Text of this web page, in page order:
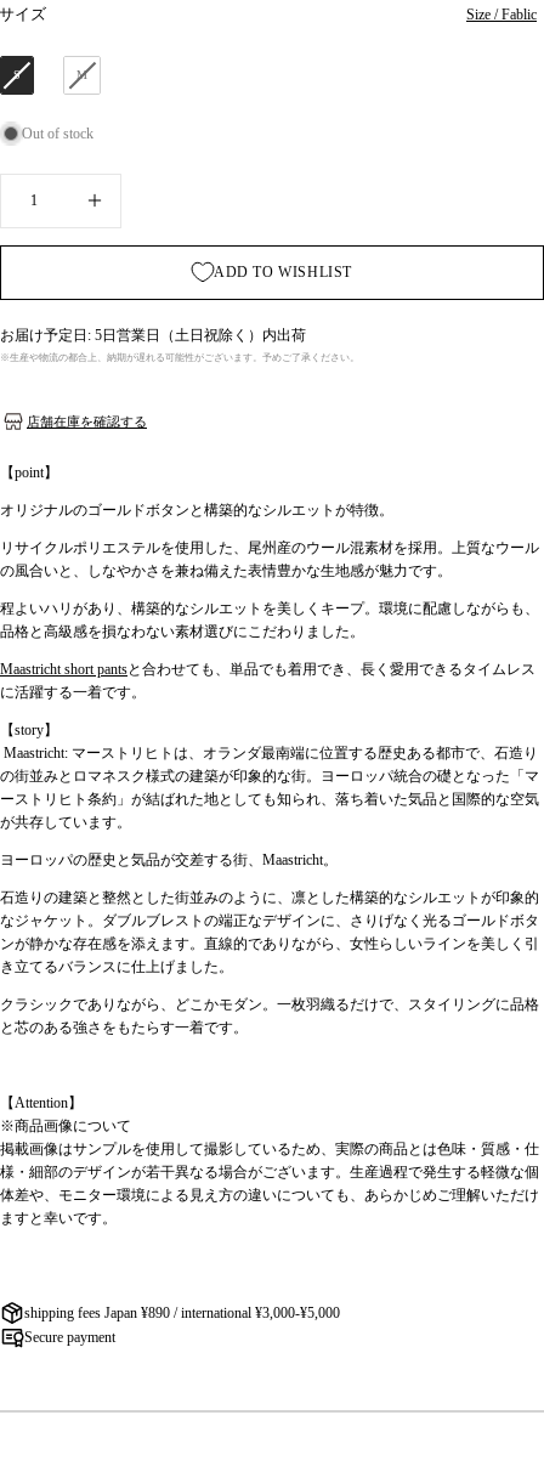
サイズ Size / Fablic
S M
Out of stock
ADD TO WISHLIST
お届け予定日: 5日営業日（土日祝除く）内出荷
※生産や物流の都合上、納期が遅れる可能性がございます。予めご了承ください。
店舗在庫を確認する
【point】
オリジナルのゴールドボタンと構築的なシルエットが特徴。
リサイクルポリエステルを使用した、尾州産のウール混素材を採用。
上質なウール
の風合いと、しなやかさを兼ね備えた表情豊かな生地感が魅力です。
程よいハリがあり、構築的なシルエットを美しくキープ。 環境に配慮しながらも、
品格と高級感を損なわない素材選びにこだわりました。
Maastricht short pantsと合わせても、単品でも着用でき、長く愛用できるタイムレス
に活躍する一着です。
【story】
Maastricht: マーストリヒトは、オランダ最南端に位置する歴史ある都市で、石造り
の街並みとロマネスク様式の建築が印象的な街。 ヨーロッパ統合の礎となった「マ
ーストリヒト条約」が結ばれた地としても知られ、落ち着いた気品と国際的な空気
が共存しています。
ヨーロッパの歴史と気品が交差する街、Maastricht。
石造りの建築と整然とした街並みのように、凛とした構築的なシルエットが印象的
なジャケット。 ダブルブレストの端正なデザインに、さりげなく光るゴールドボタ
ンが静かな存在感を添えます。 直線的でありながら、女性らしいラインを美しく引
き立てるバランスに仕上げました。
クラシックでありながら、どこかモダン。 一枚羽織るだけで、スタイリングに品格
と芯のある強さをもたらす一着です。
【Attention】
※商品画像について
掲載画像はサンプルを使用して撮影しているため、実際の商品とは色味・質感・仕
様・細部のデザインが若干異なる場合がございます。生産過程で発生する軽微な個
体差や、モニター環境による見え方の違いについても、あらかじめご理解いただけ
ますと幸いです。
shipping fees Japan ¥890 / international ¥3,000-¥5,000
Secure payment
Share this product
Share
COPY